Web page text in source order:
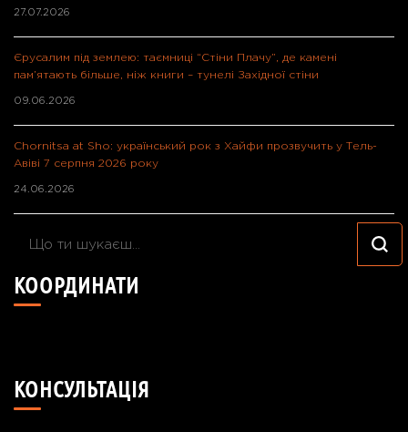
27.07.2026
Єрусалим під землею: таємниці “Стіни Плачу”, де камені
пам’ятають більше, ніж книги – тунелі Західної стіни
09.06.2026
Chornitsa at Sho: український рок з Хайфи прозвучить у Тель-
Авіві 7 серпня 2026 року
24.06.2026
Шукаєте
КООРДИНАТИ
КОНСУЛЬТАЦІЯ